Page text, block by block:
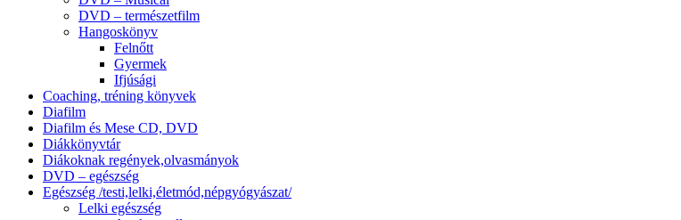
DVD – természetfilm
Hangoskönyv
Felnőtt
Gyermek
Ifjúsági
Coaching, tréning könyvek
Diafilm
Diafilm és Mese CD, DVD
Diákkönyvtár
Diákoknak regények,olvasmányok
DVD – egészség
Egészség /testi,lelki,életmód,népgyógyászat/
Lelki egészség